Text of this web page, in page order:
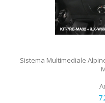
Sistema Multimediale